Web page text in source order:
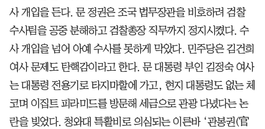
사 개입을 든다. 문 정권은 조국 법무장관을 비호하려 검찰
수사팀을 공중 분해하고 검찰총장 직무까지 정지시켰다. 수
사 개입을 넘어 아예 수사를 못하게 막았다. 민주당은 김건희
여사 문제도 탄핵감이라고 한다. 문 대통령 부인 김정숙 여사
는 대통령 전용기로 타지마할에 가고, 현지 대통령도 없는 체
코며 이집트 피라미드를 방문해 세금으로 관광 다녔다는 논
란을 빚었다. 청와대 특활비로 의심되는 이른바 ‘관봉권(官